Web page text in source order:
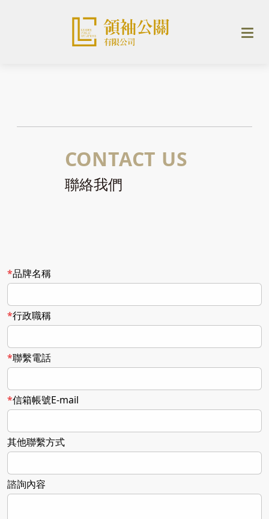
CONTACT US
聯絡我們
品牌名稱
行政職稱
聯繫電話
信箱帳號E-mail
其他聯繫方式
諮詢內容